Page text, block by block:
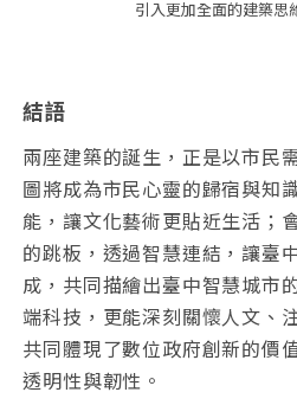
引入更加全面的建築思
結語
兩座建築的誕生，正是以市民
圖將成為市民心靈的歸宿與知
能，讓文化藝術更貼近生活；
的跳板，透過智慧連結，讓臺
成，共同描繪出臺中智慧城市
端科技，更能深刻關懷人文、
共同體現了數位政府創新的價
透明性與韌性。